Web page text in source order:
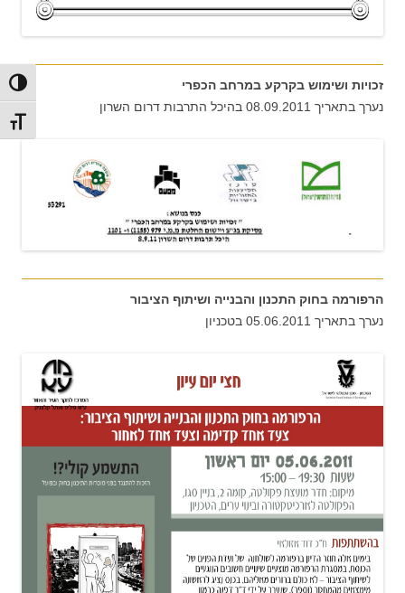
מתג
זכויות ושימוש בקרקע במרחב הכפרי
נערך בתאריך 08.09.2011 בהיכל התרבות דרום השרון
הרפורמה בחוק התכנון והבנייה ושיתוף הציבור
נערך בתאריך 05.06.2011 בטכניון